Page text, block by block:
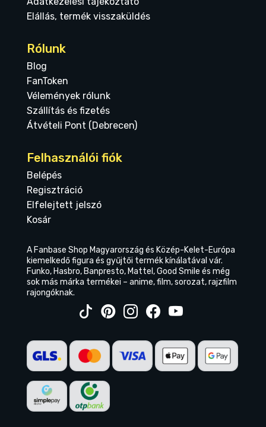
Elállás, termék visszaküldés
Rólunk
Blog
FanToken
Vélemények rólunk
Szállítás és fizetés
Átvételi Pont (Debrecen)
Felhasználói fiók
Belépés
Regisztráció
Elfelejtett jelszó
Kosár
A Fanbase Shop Magyarország és Közép-Kelet-Európa
kiemelkedő figura és gyűjtői termék kínálatával vár.
Funko, Hasbro, Banpresto, Mattel, Good Smile és még
sok más márka termékei – anime, film, sorozat, rajzfilm
rajongóknak.